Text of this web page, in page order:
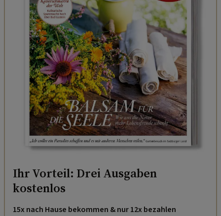
Ihr Vorteil: Drei Ausgaben
kostenlos
15x nach Hause bekommen & nur 12x bezahlen